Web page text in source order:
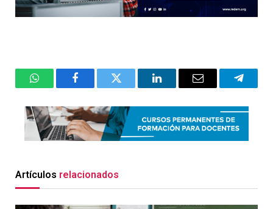
WhatsAppFacebookTwitter LinkedInEmail
Artículos relacionados